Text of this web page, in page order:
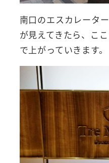
南口のエスカレータ
が見えてきたら、こ
で上がっていきます。